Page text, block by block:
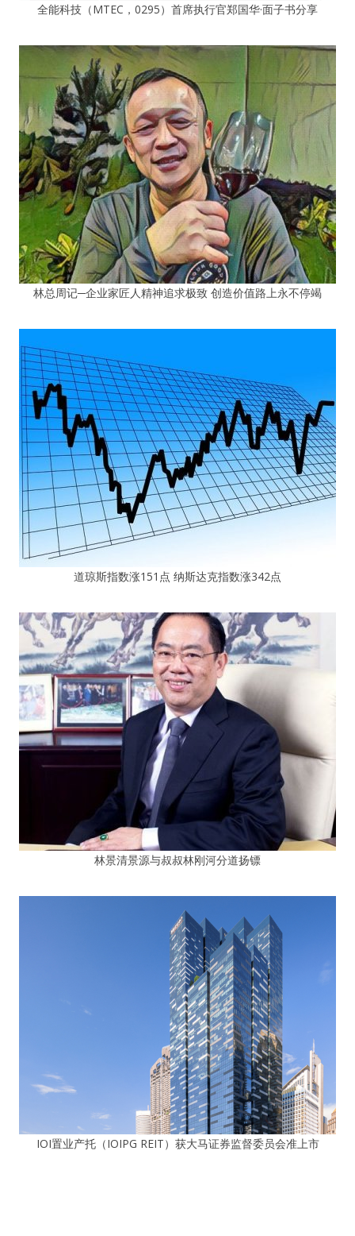
全能科技（MTEC，0295）首席执行官郑国华·面子书分享
林总周记─企业家匠人精神追求极致 创造价值路上永不停竭
道琼斯指数涨151点 纳斯达克指数涨342点
林景清景源与叔叔林刚河分道扬镖
IOI置业产托（IOIPG REIT）获大马证券监督委员会准上市